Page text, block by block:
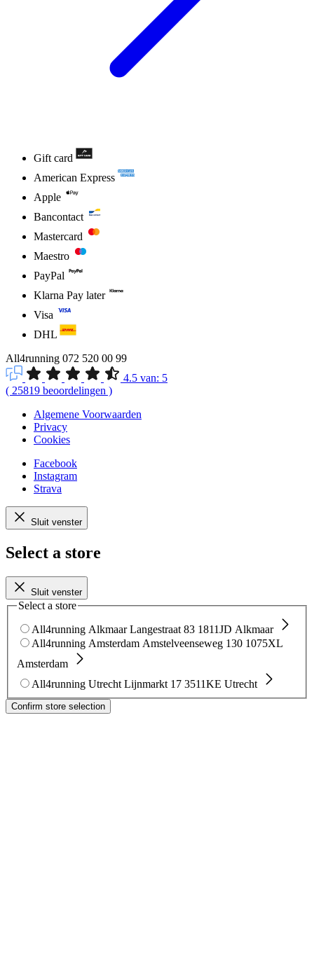
Gift card
American Express
Apple
Bancontact
Mastercard
Maestro
PayPal
Klarna Pay later
Visa
DHL
All4running 072 520 00 99
4.5 van: 5
( 25819 beoordelingen )
Algemene Voorwaarden
Privacy
Cookies
Facebook
Instagram
Strava
Sluit venster
Select a store
Sluit venster
Select a store
All4running Alkmaar Langestraat 83 1811JD Alkmaar
All4running Amsterdam Amstelveenseweg 130 1075XL
Amsterdam
All4running Utrecht Lijnmarkt 17 3511KE Utrecht
Confirm store selection